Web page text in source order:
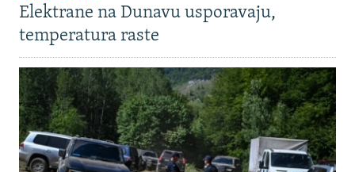
Elektrane na Dunavu usporavaju,
temperatura raste